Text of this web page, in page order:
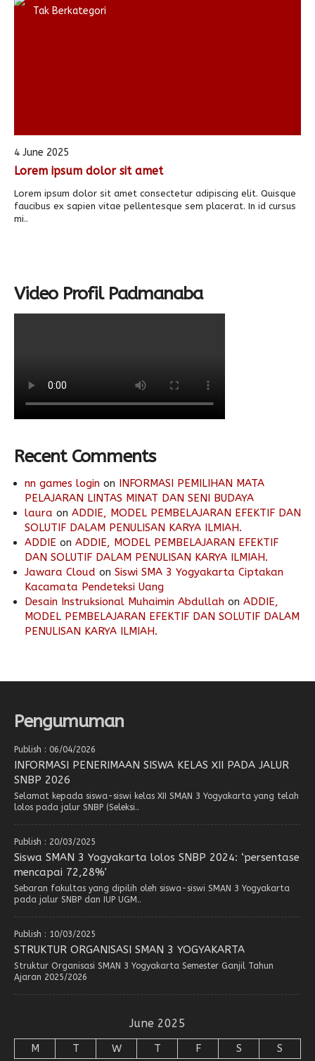
Tak Berkategori
4 June 2025
Lorem ipsum dolor sit amet
Lorem ipsum dolor sit amet consectetur adipiscing elit. Quisque
faucibus ex sapien vitae pellentesque sem placerat. In id cursus
mi..
Video Profil Padmanaba
Recent Comments
nn games login on INFORMASI PEMILIHAN MATA
PELAJARAN LINTAS MINAT DAN SENI BUDAYA
laura on ADDIE, MODEL PEMBELAJARAN EFEKTIF DAN
SOLUTIF DALAM PENULISAN KARYA ILMIAH.
ADDIE on ADDIE, MODEL PEMBELAJARAN EFEKTIF
DAN SOLUTIF DALAM PENULISAN KARYA ILMIAH.
Jawara Cloud on Siswi SMA 3 Yogyakarta Ciptakan
Kacamata Pendeteksi Uang
Desain Instruksional Muhaimin Abdullah on ADDIE,
MODEL PEMBELAJARAN EFEKTIF DAN SOLUTIF DALAM
PENULISAN KARYA ILMIAH.
Pengumuman
Publish : 06/04/2026
INFORMASI PENERIMAAN SISWA KELAS XII PADA JALUR
SNBP 2026
Selamat kepada siswa-siswi kelas XII SMAN 3 Yogyakarta yang telah
lolos pada jalur SNBP (Seleksi..
Publish : 20/03/2025
Siswa SMAN 3 Yogyakarta lolos SNBP 2024: ‘persentase
mencapai 72,28%’
Sebaran fakultas yang dipilih oleh siswa-siswi SMAN 3 Yogyakarta
pada jalur SNBP dan IUP UGM..
Publish : 10/03/2025
STRUKTUR ORGANISASI SMAN 3 YOGYAKARTA
Struktur Organisasi SMAN 3 Yogyakarta Semester Ganjil Tahun
Ajaran 2025/2026
June 2025
M T W T F S S